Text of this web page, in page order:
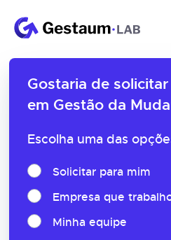
Gostaria de
em Gestão da
Escolha uma das
Solicitar para mim
Empresa que
Minha equipe